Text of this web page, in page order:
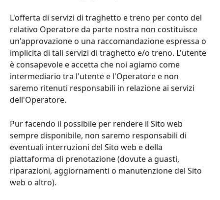
L'offerta di servizi di traghetto e treno per conto del
relativo Operatore da parte nostra non costituisce
un'approvazione o una raccomandazione espressa o
implicita di tali servizi di traghetto e/o treno. L'utente
è consapevole e accetta che noi agiamo come
intermediario tra l'utente e l'Operatore e non
saremo ritenuti responsabili in relazione ai servizi
dell'Operatore.
Pur facendo il possibile per rendere il Sito web
sempre disponibile, non saremo responsabili di
eventuali interruzioni del Sito web e della
piattaforma di prenotazione (dovute a guasti,
riparazioni, aggiornamenti o manutenzione del Sito
web o altro).